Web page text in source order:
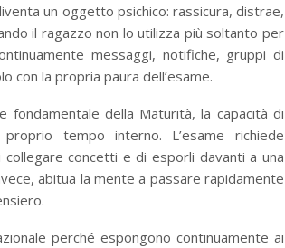
un oggetto psichico: rassicura, distrae,
il ragazzo non lo utilizza più soltanto per
messaggi, notifiche, gruppi di
con la propria paura dell’esame.
fondamentale della Maturità, la capacità di
tempo interno. L’esame richiede
collegare concetti e di esporli davanti a una
abitua la mente a passare rapidamente
perché espongono continuamente ai